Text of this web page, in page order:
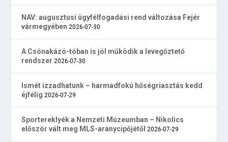
NAV: augusztusi ügyfélfogadási rend változása Fejér
vármegyében 2026-07-30
A Csónakázó-tóban is jól működik a levegőztető
rendszer 2026-07-30
Ismét izzadhatunk – harmadfokú hőségriasztás kedd
éjfélig 2026-07-29
Sportereklyék a Nemzeti Múzeumban – Nikolics
először vált meg MLS-aranycipőjétől 2026-07-29